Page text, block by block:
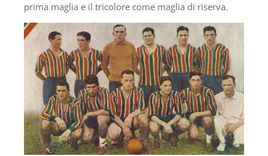
prima maglia e il tricolore come maglia di riserva.